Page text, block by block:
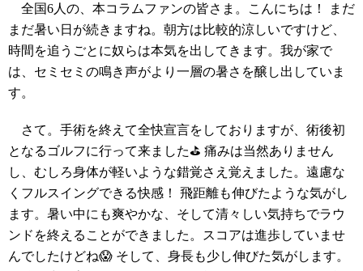
全国6人の、本コラムファンの皆さま。こんにちは！ まだ
まだ暑い日が続きますね。朝方は比較的涼しいですけど、
時間を追うごとに奴らは本気を出してきます。我が家で
は、セミセミの鳴き声がより一層の暑さを醸し出していま
す。
さて。手術を終えて全快宣言をしておりますが、術後初
となるゴルフに行って来ました⛳ 痛みは当然ありません
し、むしろ身体が軽いような錯覚さえ覚えました。遠慮な
くフルスイングできる快感！ 飛距離も伸びたような気がし
ます。暑い中にも爽やかな、そして清々しい気持ちでラウ
ンドを終えることができました。スコアは進歩していませ
んでしたけどね😱 そして、身長も少し伸びた気がします。